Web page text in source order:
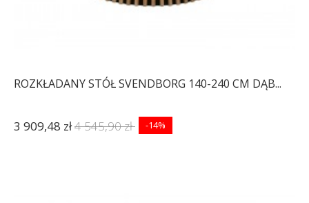
ROZKŁADANY STÓŁ SVENDBORG 140-240 CM DĄB...
3 909,48 zł4 545,90 zł -14%